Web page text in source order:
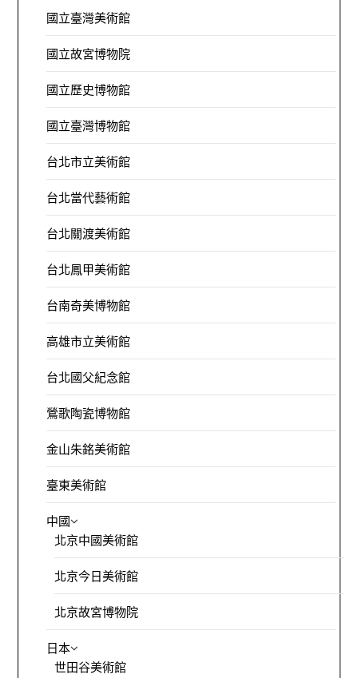
國立臺灣美術館
國立故宮博物院
國立歷史博物館
國立臺灣博物館
台北市立美術館
台北當代藝術館
台北關渡美術館
台北鳳甲美術館
台南奇美博物館
高雄市立美術館
台北國父紀念館
鶯歌陶瓷博物館
金山朱銘美術館
臺東美術館
中國
北京中國美術館
北京今日美術館
北京故宮博物院
日本
世田谷美術館